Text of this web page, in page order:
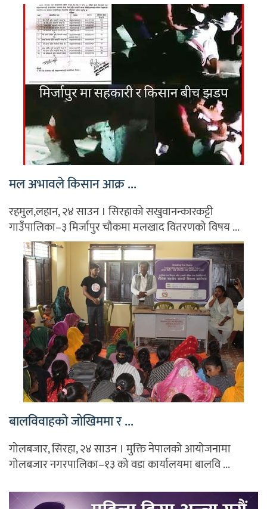
मल अभावले किसान आक्र ...
रहमुल,लहान, २४ साउन । सिरहाको सखुवानन्कारकट्टी
गाउँपालिका–३ मिर्जापुर चौकमा मलखाद वितरणको विषय ...
बालविवाहको जोखिममा र ...
गोलबजार, सिरहा, २४ साउन । मुक्ति नेपालको आयोजनामा
गोलबजार नगरपालिका–१३ को वडा कार्यालयमा बालवि ...